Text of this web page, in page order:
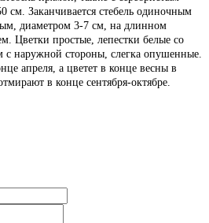
см. Заканчивается стебель одиночным
диаметром 3-7 см, на длинном
Цветки простые, лепестки белые со
с наружной стороны, слегка опушенные.
апреля, а цветет в конце весны в
в конце сентября-октябре.